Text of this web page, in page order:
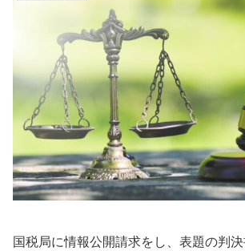
国税局に情報公開請求をし、表題の判